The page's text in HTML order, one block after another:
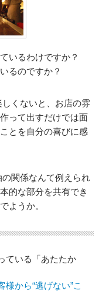
いるわけですか？
るのですか？
しくないと、お店の雰
って出すだけでは面
とを自分の喜びに感
の関係なんて例えられ
的な部分を共有でき
ようか。
ている「あたたか
から“逃げない”こ